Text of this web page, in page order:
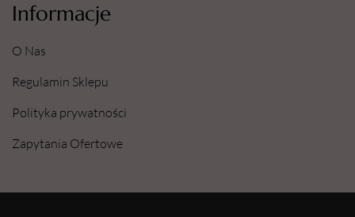
Informacje
O Nas
Regulamin Sklepu
Polityka prywatności
Zapytania Ofertowe